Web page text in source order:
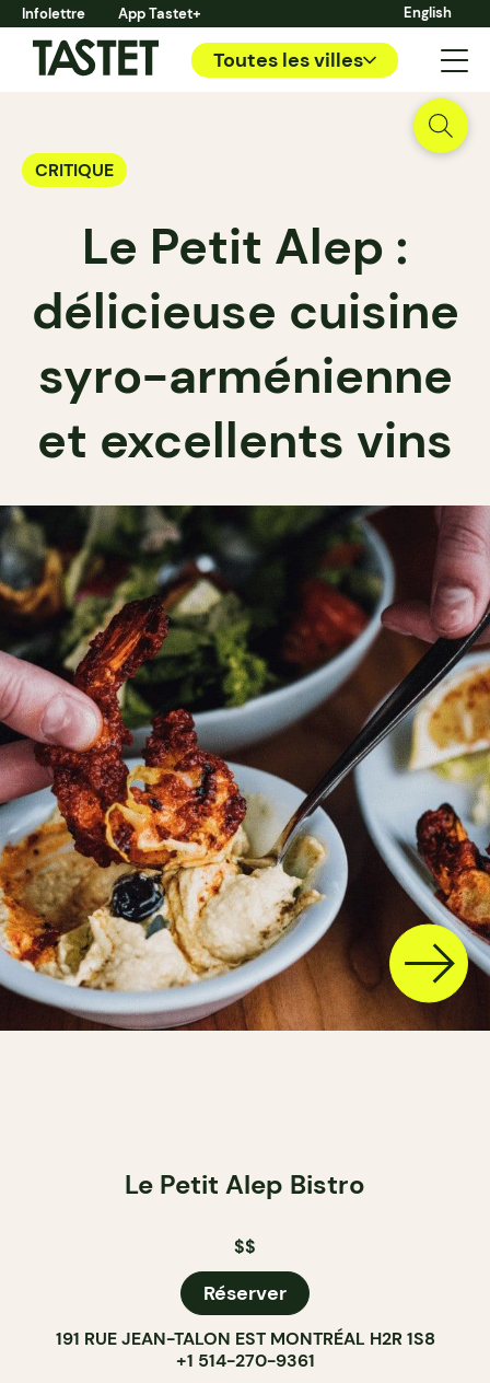
Infolettre App Tastet+ English
Toutes les villes
CRITIQUE
Le Petit Alep :
délicieuse cuisine
syro-arménienne
et excellents vins
Le Petit Alep Bistro
$$
Réserver
191 RUE JEAN-TALON EST MONTRÉAL H2R 1S8
+1 514-270-9361